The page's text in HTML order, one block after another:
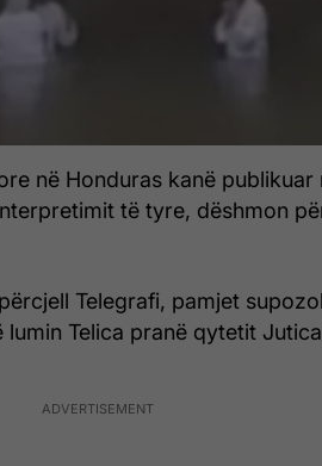
në Honduras kanë publikuar
të tyre, dëshmon
Telegrafi, pamjet
Telica pranë qytetit